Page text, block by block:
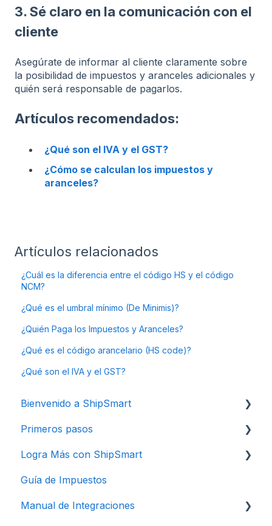
3. Sé claro en la comunicación con el
cliente
Asegúrate de informar al cliente claramente sobre
la posibilidad de impuestos y aranceles adicionales y
quién será responsable de pagarlos.
Artículos recomendados:
¿Qué son el IVA y el GST?
¿Cómo se calculan los impuestos y
aranceles?
Artículos relacionados
¿Cuál es la diferencia entre el código HS y el código
NCM?
¿Qué es el umbral mínimo (De Minimis)?
¿Quién Paga los Impuestos y Aranceles?
¿Qué es el código arancelario (HS code)?
¿Qué son el IVA y el GST?
Bienvenido a ShipSmart
Crea tu Cuenta ShipSmart
Primeros pasos
Cómo crear una remesa
Imprime la documentación de tu envío
Logra Más con ShipSmart
Configura la Factura
Configura tus Preferencias
Guía de Impuestos
Manual de Integraciones